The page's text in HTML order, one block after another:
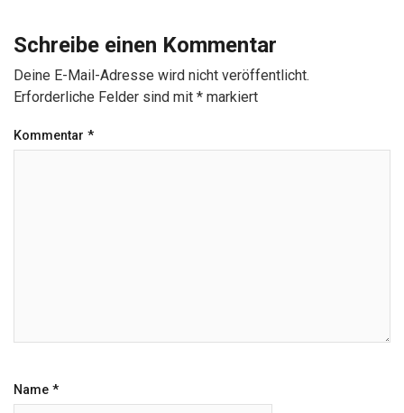
Schreibe einen Kommentar
Deine E-Mail-Adresse wird nicht veröffentlicht.
Erforderliche Felder sind mit * markiert
Kommentar *
Name *